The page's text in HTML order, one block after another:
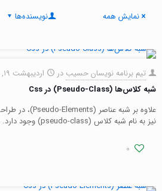
نویسنده‌ها نمایش همه
تیم برنامه نویسان حسیب در
اردیبهشت ۱۹, ۱۴۰۳
شبه کلاس‌ها (Pseudo-Class) در Css
نیز به نام شبه کلاس (pseudo-class) وجود دارد. در این بخش از آموزش css
0